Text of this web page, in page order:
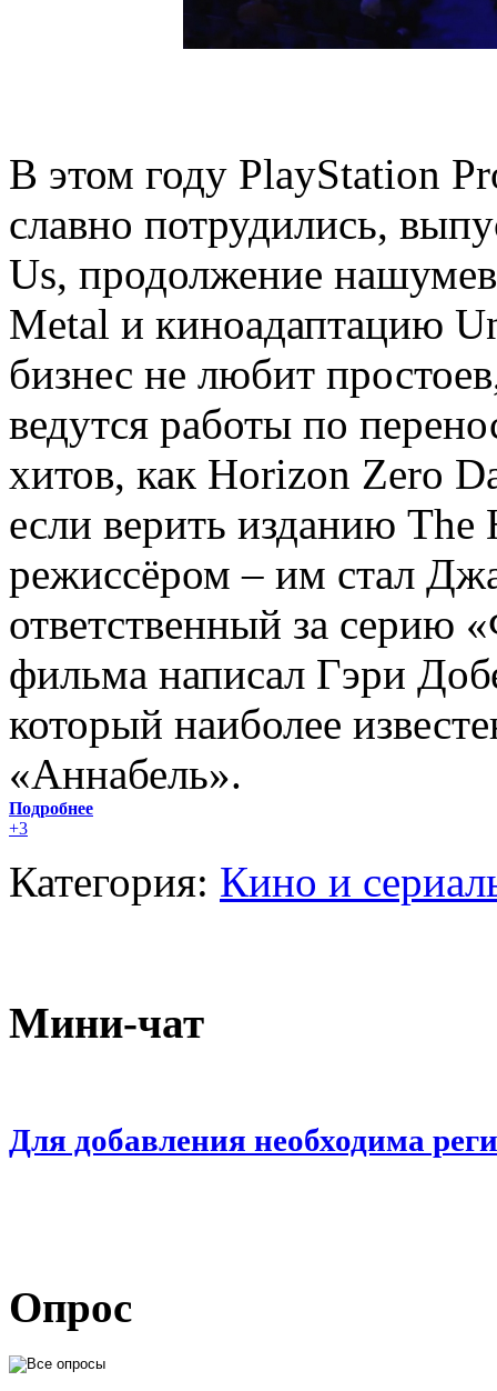
В этом году PlayStation
славно потрудились,
Us, продолжение
Metal и киноадаптацию
бизнес не любит
ведутся работы по
хитов, как Horizon Zero
если верить изданию The
режиссёром – им стал
ответственный за серию
фильма написал Гэри
который наиболее
«Аннабель».
Подробнее
+3
Категория: Кино и
Мини-чат
Для добавления необходима
Опрос